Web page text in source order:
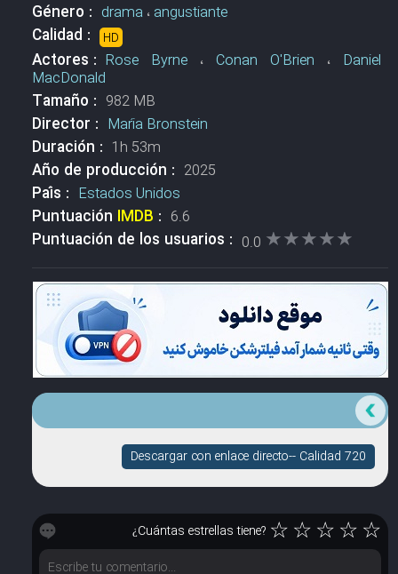
Género : drama ، angustiante
Calidad : HD
Actores : Rose Byrne، Conan O'Brien ، Daniel
MacDonald
Tamaño : 982 MB
Director : María Bronstein
Duración : 1h 53m
Año de producción : 2025
País : Estados Unidos
Puntuación IMDB : 6.6
Puntuación de los usuarios : 0.0 ★★★★★
★★★★★
Descargar con enlace directo-- Calidad 720
¿Cuántas estrellas tiene? ☆☆☆☆☆